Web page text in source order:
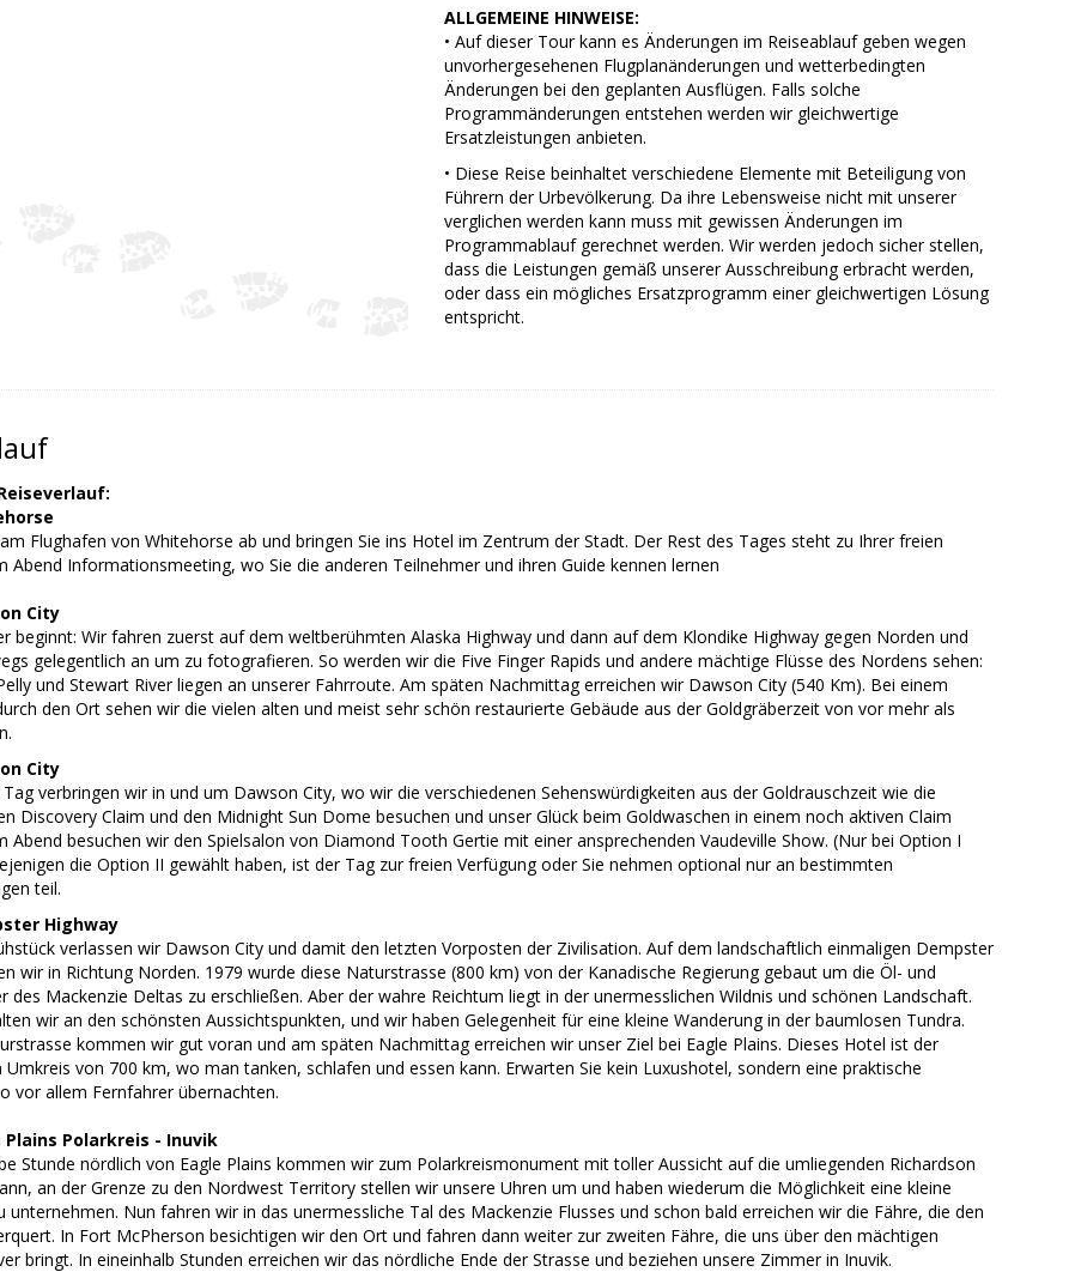
ALLGEMEINE HINWEISE:
• Auf dieser Tour kann es Änderungen im Reiseablauf geben wegen
unvorhergesehenen Flugplanänderungen und wetterbedingten
Änderungen bei den geplanten Ausflügen. Falls solche
Programmänderungen entstehen werden wir gleichwertige
Ersatzleistungen anbieten.
• Diese Reise beinhaltet verschiedene Elemente mit Beteiligung von
Führern der Urbevölkerung. Da ihre Lebensweise nicht mit unserer
verglichen werden kann muss mit gewissen Änderungen im
Programmablauf gerechnet werden. Wir werden jedoch sicher stellen,
dass die Leistungen gemäß unserer Ausschreibung erbracht werden,
oder dass ein mögliches Ersatzprogramm einer gleichwertigen Lösung
entspricht.
Flughafen von Whitehorse ab und bringen Sie ins Hotel im Zentrum der Stadt. Der Rest des Tages steht zu Ihrer freien
Abend Informationsmeeting, wo Sie die anderen Teilnehmer und ihren Guide kennen lernen
City
beginnt: Wir fahren zuerst auf dem weltberühmten Alaska Highway und dann auf dem Klondike Highway gegen Norden und
gelegentlich an um zu fotografieren. So werden wir die Five Finger Rapids und andere mächtige Flüsse des Nordens sehen:
und Stewart River liegen an unserer Fahrroute. Am späten Nachmittag erreichen wir Dawson City (540 Km). Bei einem
den Ort sehen wir die vielen alten und meist sehr schön restaurierte Gebäude aus der Goldgräberzeit von vor mehr als
City
verbringen wir in und um Dawson City, wo wir die verschiedenen Sehenswürdigkeiten aus der Goldrauschzeit wie die
Discovery Claim und den Midnight Sun Dome besuchen und unser Glück beim Goldwaschen in einem noch aktiven Claim
Abend besuchen wir den Spielsalon von Diamond Tooth Gertie mit einer ansprechenden Vaudeville Show. (Nur bei Option I
die Option II gewählt haben, ist der Tag zur freien Verfügung oder Sie nehmen optional nur an bestimmten
teil.
Highway
verlassen wir Dawson City und damit den letzten Vorposten der Zivilisation. Auf dem landschaftlich einmaligen Dempster
wir in Richtung Norden. 1979 wurde diese Naturstrasse (800 km) von der Kanadische Regierung gebaut um die Öl- und
des Mackenzie Deltas zu erschließen. Aber der wahre Reichtum liegt in der unermesslichen Wildnis und schönen Landschaft.
wir an den schönsten Aussichtspunkten, und wir haben Gelegenheit für eine kleine Wanderung in der baumlosen Tundra.
kommen wir gut voran und am späten Nachmittag erreichen wir unser Ziel bei Eagle Plains. Dieses Hotel ist der
Umkreis von 700 km, wo man tanken, schlafen und essen kann. Erwarten Sie kein Luxushotel, sondern eine praktische
vor allem Fernfahrer übernachten.
Plains Polarkreis - Inuvik
Stunde nördlich von Eagle Plains kommen wir zum Polarkreismonument mit toller Aussicht auf die umliegenden Richardson
an der Grenze zu den Nordwest Territory stellen wir unsere Uhren um und haben wiederum die Möglichkeit eine kleine
unternehmen. Nun fahren wir in das unermessliche Tal des Mackenzie Flusses und schon bald erreichen wir die Fähre, die den
In Fort McPherson besichtigen wir den Ort und fahren dann weiter zur zweiten Fähre, die uns über den mächtigen
bringt. In eineinhalb Stunden erreichen wir das nördliche Ende der Strasse und beziehen unsere Zimmer in Inuvik.